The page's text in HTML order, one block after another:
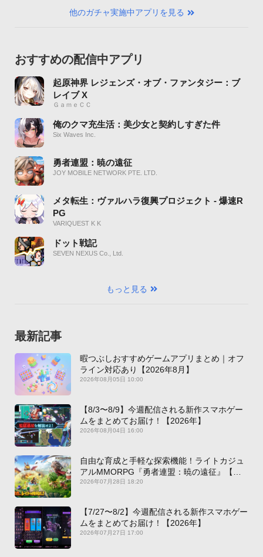
他のガチャ実施中アプリを見る
おすすめの配信中アプリ
起原神界 レジェンズ・オブ・ファンタジー：ブ
レイブ X
ＧａｍｅＣＣ
俺のクマ充生活：美少女と契約しすぎた件
Six Waves Inc.
勇者連盟：暁の遠征
JOY MOBILE NETWORK PTE. LTD.
メタ転生：ヴァルハラ復興プロジェクト - 爆速R
PG
VARIQUEST K K
ドット戦記
SEVEN NEXUS Co., Ltd.
もっと見る
最新記事
暇つぶしおすすめゲームアプリまとめ｜オフ
ライン対応あり【2026年8月】
2026年08月05日 10:00
【8/3〜8/9】今週配信される新作スマホゲー
ムをまとめてお届け！【2026年】
2026年08月04日 16:00
自由な育成と手軽な探索機能！ライトカジュ
アルMMORPG『勇者連盟：暁の遠征』【最
新作PICKUP】
2026年07月28日 18:20
【7/27〜8/2】今週配信される新作スマホゲー
ムをまとめてお届け！【2026年】
2026年07月27日 17:00